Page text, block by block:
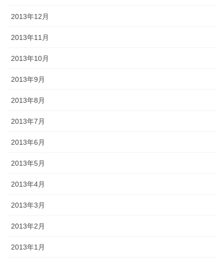
2013年12月
2013年11月
2013年10月
2013年9月
2013年8月
2013年7月
2013年6月
2013年5月
2013年4月
2013年3月
2013年2月
2013年1月